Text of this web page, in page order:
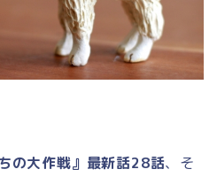
の大作戦』最新話28話、そ